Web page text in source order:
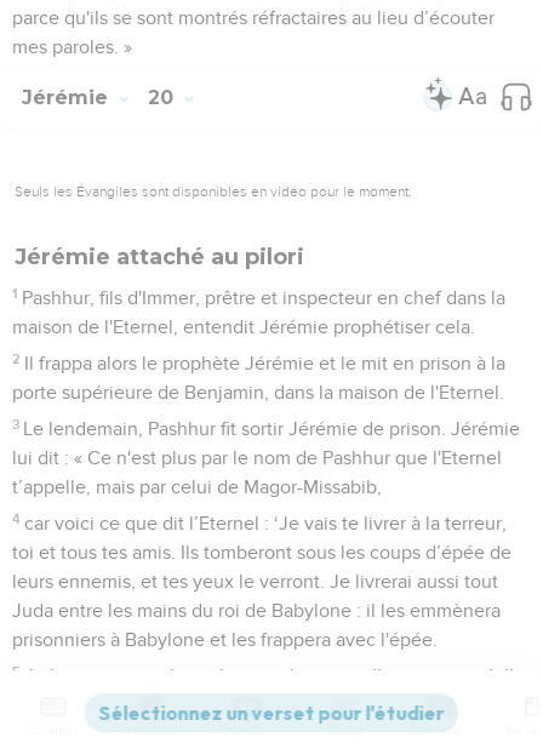
parce qu'ils se sont montrés réfractaires au lieu d’écouter
mes paroles. »
Jérémie 20
Seuls les Évangiles sont disponibles en vidéo pour le moment.
Jérémie attaché au pilori
1 Pashhur, fils d'Immer, prêtre et inspecteur en chef dans la
maison de l'Eternel, entendit Jérémie prophétiser cela.
2 Il frappa alors le prophète Jérémie et le mit en prison à la
porte supérieure de Benjamin, dans la maison de l'Eternel.
3 Le lendemain, Pashhur fit sortir Jérémie de prison. Jérémie
lui dit : « Ce n'est plus par le nom de Pashhur que l'Eternel
t’appelle, mais par celui de Magor-Missabib,
4 car voici ce que dit l’Eternel : ‘Je vais te livrer à la terreur,
toi et tous tes amis. Ils tomberont sous les coups d’épée de
leurs ennemis, et tes yeux le verront. Je livrerai aussi tout
Juda entre les mains du roi de Babylone : il les emmènera
prisonniers à Babylone et les frappera avec l'épée.
5
Je livrerai toutes les richesses de cette ville, tout ce qu’elle
a mis en réserve, tout ce qu'elle a de précieux, tous les
trésors des rois de Juda, je livrerai tout à leurs ennemis. Ils
Versions Commentaires Strong